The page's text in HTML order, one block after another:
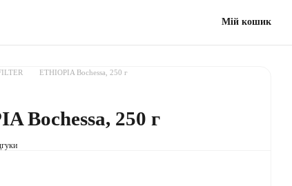
Мій кошик
ETHIOPIA Bochessa, 250 г
Bochessa, 250 г